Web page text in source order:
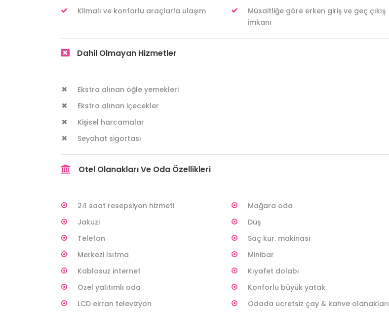
Klimalı ve konforlu araçlarla ulaşım
Müsaitliğe göre erken giriş ve geç çıkış
imkanı
Dahil Olmayan Hizmetler
Ekstra alınan öğle yemekleri
Ekstra alınan içecekler
Kişisel harcamalar
Seyahat sigortası
Otel Olanakları Ve Oda Özellikleri
24 saat resepsiyon hizmeti
Mağara oda
Jakuzi
Duş
Telefon
Saç kur. makinası
Merkezi Isıtma
Minibar
Kablosuz internet
Kıyafet dolabı
Özel yalıtımlı oda
Konforlu büyük yatak
LCD ekran televizyon
Odada ücretsiz çay & kahve olanakları